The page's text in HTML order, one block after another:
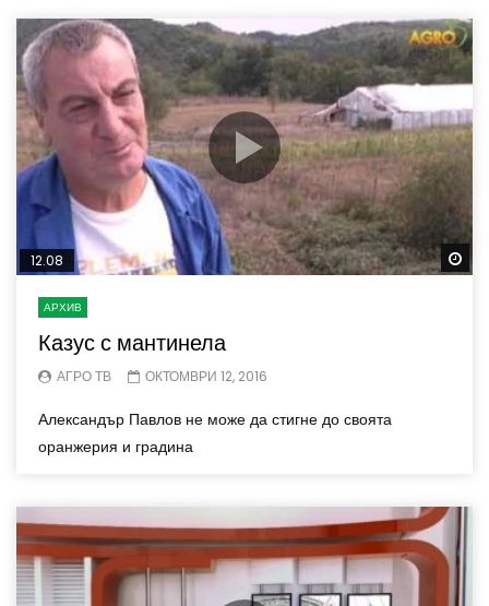
12.08
АРХИВ
Казус с мантинела
АГРО ТВ ОКТОМВРИ 12, 2016
Александър Павлов не може да стигне до своята
оранжерия и градина